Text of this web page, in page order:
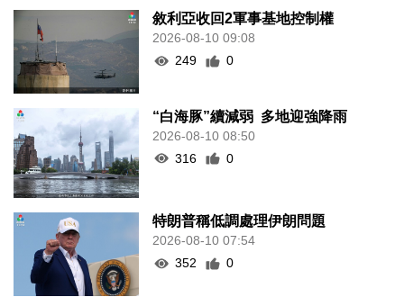
敘利亞收回2軍事基地控制權
2026-08-10 09:08
249
0
“白海豚”續減弱 多地迎強降雨
2026-08-10 08:50
316
0
特朗普稱低調處理伊朗問題
2026-08-10 07:54
352
0